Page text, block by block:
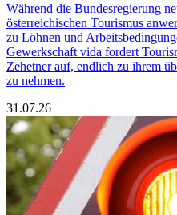
Während die Bundesregierung
österreichischen Tourismus
zu Löhnen und
Gewerkschaft vida fordert
Zehetner auf, endlich zu ihrem
zu nehmen.
31.07.26